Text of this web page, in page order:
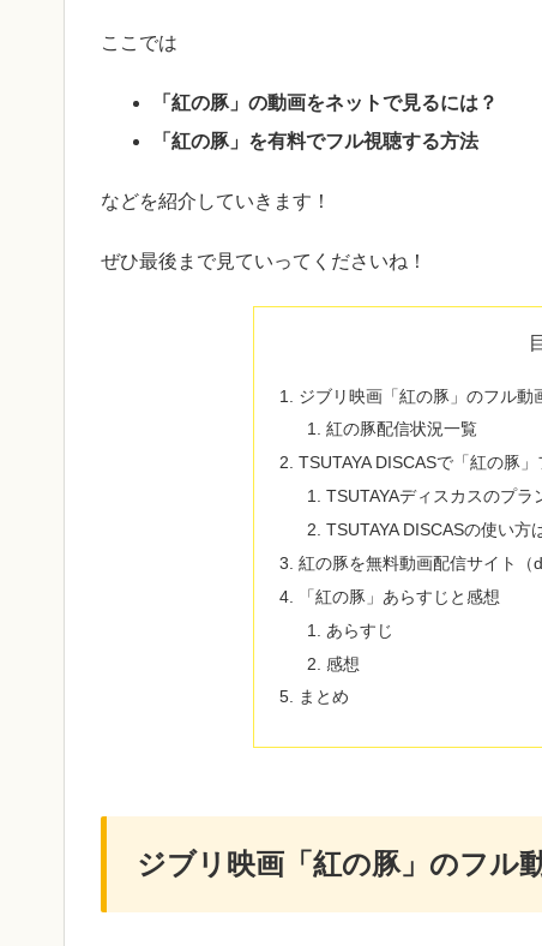
ここでは
「紅の豚」の動画をネットで見るには？
「紅の豚」を有料でフル視聴する方法
などを紹介していきます！
ぜひ最後まで見ていってくださいね！
ジブリ映画「紅の豚」のフル動
紅の豚配信状況一覧
TSUTAYA DISCASで「紅の豚
TSUTAYAディスカスのプラ
TSUTAYA DISCASの使い方
紅の豚を無料動画配信サイト（
「紅の豚」あらすじと感想
あらすじ
感想
まとめ
ジブリ映画「紅の豚」のフル